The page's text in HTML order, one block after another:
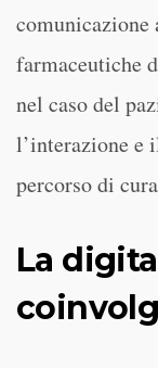
comunicazione
farmaceutiche
nel caso del
l’interazione e
percorso di
La